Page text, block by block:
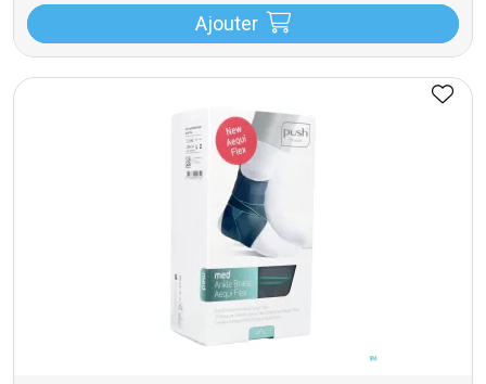
Ajouter